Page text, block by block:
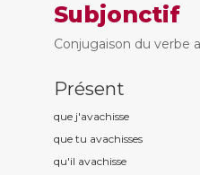
Subjonctif
Conjugaison du verbe
Présent
que j'avachisse
que tu avachisses
qu'il avachisse